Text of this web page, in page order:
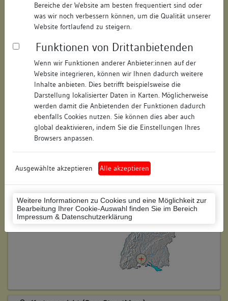
Bereiche der Website am besten frequentiert sind oder
was wir noch verbessern können, um die Qualität unserer
Website fortlaufend zu steigern.
Funktionen von Drittanbietenden
Wenn wir Funktionen anderer Anbieter:innen auf der
Website integrieren, können wir Ihnen dadurch weitere
Inhalte anbieten. Dies betrifft beispielsweise die
Darstellung lokalisierter Daten in Karten. Möglicherweise
werden damit die Anbietenden der Funktionen dadurch
ebenfalls Cookies nutzen. Sie können dies aber auch
global deaktivieren, indem Sie die Einstellungen Ihres
Browsers anpassen.
Ausgewählte akzeptieren Alle akzeptieren
Weitere Informationen zu Cookies und eine Möglichkeit zur
Bearbeitung Ihrer Cookie-Auswahl finden Sie im Bereich
Impressum & Datenschutzerklärung
Straße: Hauptstraße
Hausnummer: 40
Postleitzahl: 78187
Stadt-Teilort: Geisingen
Regierungsbezirk: Freiburg
Tuttlingen (Landkreis)
Wohnplatzschlüssel: 8327018004
Flurstücknummer: keine
Historischer Straßenname: keiner
Lage des Wohnplatzes: